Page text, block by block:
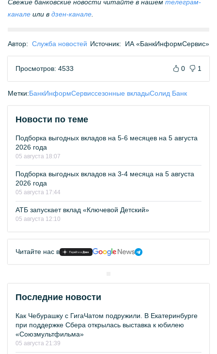
Свежие банковские новости читайте в нашем телеграм-
канале или в дзен-канале
Автор: Служба новостей Источник: ИА «БанкИнформСервис»
Просмотров: 4533 0 1
Метки:БанкИнформСервиссезонные вкладыСолид Банк
Новости по теме
Подборка выгодных вкладов на 5-6 месяцев на 5 августа
2026 года
05 августа 18:07
Подборка выгодных вкладов на 3-4 месяца на 5 августа
2026 года
05 августа 17:44
АТБ запускает вклад «Ключевой Детский»
05 августа 12:10
Читайте нас в
Последние новости
Как Чебурашку с ГигаЧатом подружили. В Екатеринбурге
при поддержке Сбера открылась выставка к юбилею
«Союзмультфильма»
05 августа 21:39